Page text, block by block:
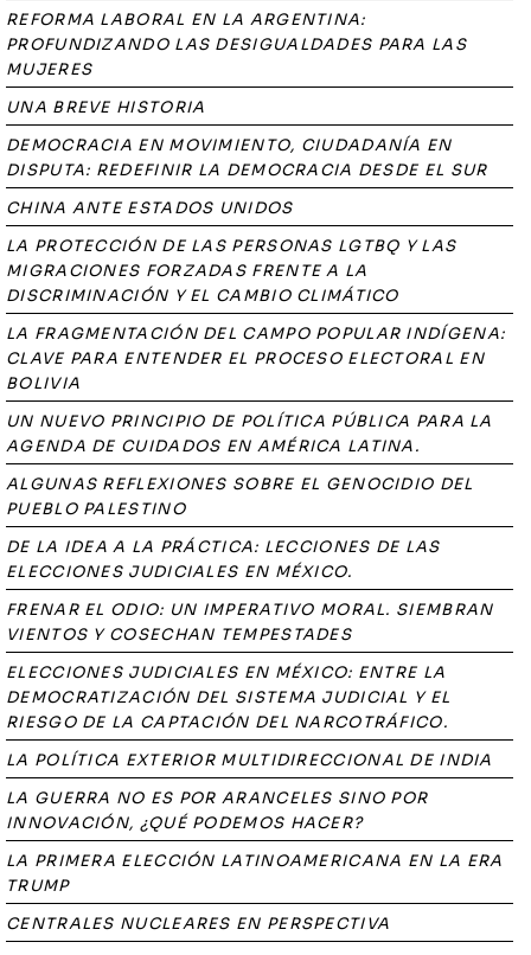
REFORMA LABORAL EN LA ARGENTINA:
PROFUNDIZANDO LAS DESIGUALDADES PARA LAS
MUJERES
UNA BREVE HISTORIA
DEMOCRACIA EN MOVIMIENTO, CIUDADANÍA EN
DISPUTA: REDEFINIR LA DEMOCRACIA DESDE EL SUR
CHINA ANTE ESTADOS UNIDOS
LA PROTECCIÓN DE LAS PERSONAS LGTBQ Y LAS
MIGRACIONES FORZADAS FRENTE A LA
DISCRIMINACIÓN Y EL CAMBIO CLIMÁTICO
LA FRAGMENTACIÓN DEL CAMPO POPULAR INDÍGENA:
CLAVE PARA ENTENDER EL PROCESO ELECTORAL EN
BOLIVIA
UN NUEVO PRINCIPIO DE POLÍTICA PÚBLICA PARA LA
AGENDA DE CUIDADOS EN AMÉRICA LATINA.
ALGUNAS REFLEXIONES SOBRE EL GENOCIDIO DEL
PUEBLO PALESTINO
DE LA IDEA A LA PRÁCTICA: LECCIONES DE LAS
ELECCIONES JUDICIALES EN MÉXICO.
FRENAR EL ODIO: UN IMPERATIVO MORAL. SIEMBRAN
VIENTOS Y COSECHAN TEMPESTADES
ELECCIONES JUDICIALES EN MÉXICO: ENTRE LA
DEMOCRATIZACIÓN DEL SISTEMA JUDICIAL Y EL
RIESGO DE LA CAPTACIÓN DEL NARCOTRÁFICO.
LA POLÍTICA EXTERIOR MULTIDIRECCIONAL DE INDIA
LA GUERRA NO ES POR ARANCELES SINO POR
INNOVACIÓN, ¿QUÉ PODEMOS HACER?
LA PRIMERA ELECCIÓN LATINOAMERICANA EN LA ERA
TRUMP
CENTRALES NUCLEARES EN PERSPECTIVA